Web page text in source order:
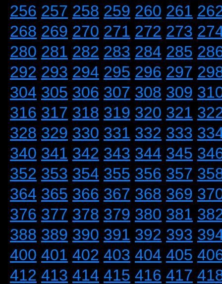
256 257 258 259 260 261
268 269 270 271 272 273
280 281 282 283 284 285
292 293 294 295 296 297
304 305 306 307 308 309
316 317 318 319 320 321
328 329 330 331 332 333
340 341 342 343 344 345
352 353 354 355 356 357
364 365 366 367 368 369
376 377 378 379 380 381
388 389 390 391 392 393
400 401 402 403 404 405
412 413 414 415 416 417